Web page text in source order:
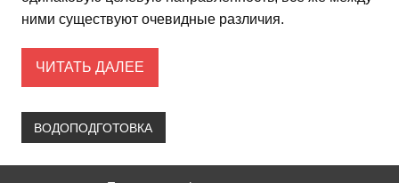
ними существуют очевидные различия.
ЧИТАТЬ ДАЛЕЕ
ВОДОПОДГОТОВКА